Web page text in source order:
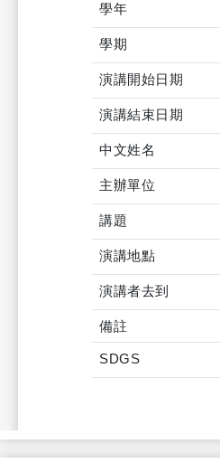
學年
學期
演講開始日期
演講結束日期
中文姓名
主辦單位
講題
演講地點
演講者去到
備註
SDGS